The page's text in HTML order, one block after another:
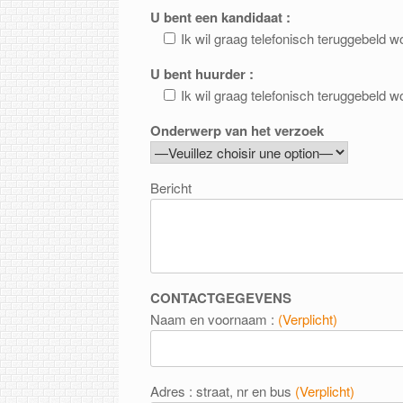
U bent een kandidaat :
Ik wil graag telefonisch teruggebeld
U bent huurder :
Ik wil graag telefonisch teruggebeld
Onderwerp van het verzoek
Bericht
CONTACTGEGEVENS
Naam en voornaam : (Verplicht)
Adres : straat, nr en bus (Verplicht)